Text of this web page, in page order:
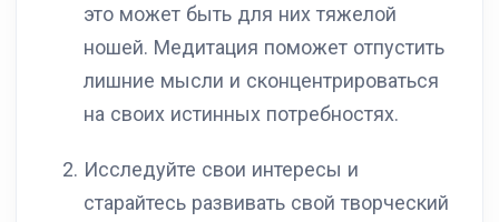
это может быть для них тяжелой
ношей. Медитация поможет отпустить
лишние мысли и сконцентрироваться
на своих истинных потребностях.
Исследуйте свои интересы и
старайтесь развивать свой творческий